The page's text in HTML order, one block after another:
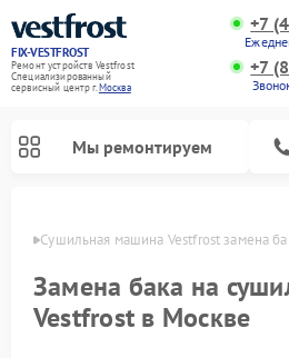
FIX-VESTFROST
Ремонт устройств Vestfrost
Специализированный
cервисный центр г.Москва
+7
+7
Мы ремонтируем
Сушильная машина Vestfrost замена
Замена бака на
Vestfrost в Москве